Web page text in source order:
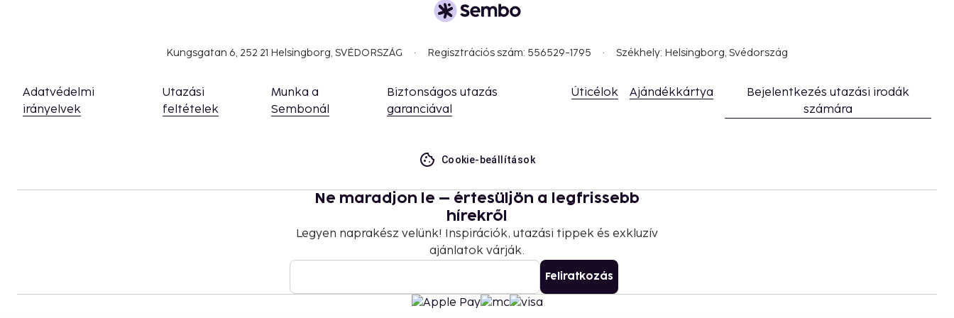
The above list may not be comprehensive. Fees and deposits may not
Up to 2 children 15 years old and younger stay free when occupying the
parent or guardian's room, using existing bedding.
The property has connecting/adjoining rooms, which are subject to
Kungsgatan 6, 252 21 Helsingborg, SVÉDORSZÁG Regisztrációs szám: 556529-1795 Székhely: Helsingborg, Svédország
Adatvédelmi
irányelvek
Utazási
feltételek
Munka a
Sembonál
Biztonságos utazás
garanciával
Úticélok Ajándékkártya
Bejelentkezés utazási irodák
számára
Cookie-beállítások
Ne maradjon le – értesüljön a legfrissebb
hírekről
Legyen naprakész velünk! Inspirációk, utazási tippek és exkluzív
ajánlatok várják.
Feliratkozás